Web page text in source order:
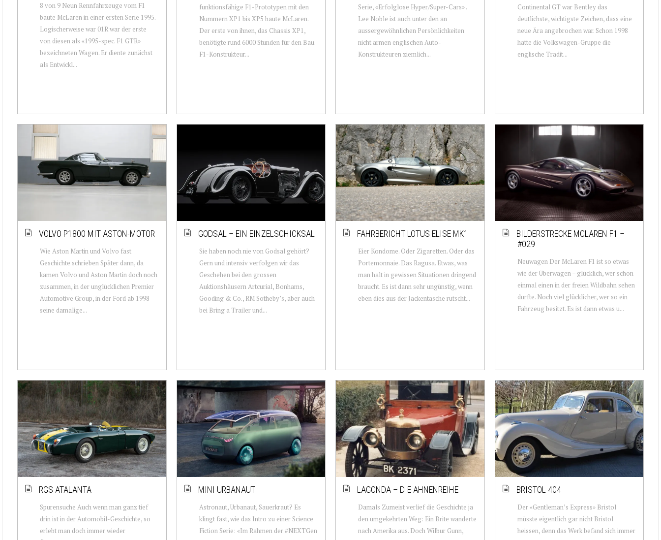
8 von 9 Neun Rennfahrzeuge vom F1
baute McLaren in einer ersten Serie 1995.
Logischerweise war 01R war der erste
von diesen als «1995-spec. F1 GTR»
bezeichneten Wagen. Er diente zunächst
als Entwickl...
funktionsfähige F1-Prototypen mit den
Nummern XP1 bis XP5 baute McLaren.
Der erste von ihnen, das Chassis XP1,
benötigte rund 6000 Stunden für den Bau.
F1-Konstrukteur...
Serie, «Erfolglose Hyper/Super-Cars» .
Lee Noble ist auch unter den an
aussergewöhnlichen Persönlichkeiten
nicht armen englischen Auto-
Konstrukteuren ziemlich...
Continental GT war Bentley das
deutlichste, wichtigste Zeichen, dass eine
neue Ära angebrochen war. Schon 1998
hatte die Volkswagen-Gruppe die
englische Tradit...
VOLVO P1800 MIT ASTON-MOTOR
Wie Aston Martin und Volvo fast
Geschichte schrieben Später dann, da
kamen Volvo und Aston Martin doch noch
zusammen, in der unglücklichen Premier
Automotive Group, in der Ford ab 1998
seine damalige...
GODSAL – EIN EINZELSCHICKSAL
Sie haben noch nie von Godsal gehört?
Gern und intensiv verfolgen wir das
Geschehen bei den gros­sen
Auktionshäusern Artcurial, Bonhams,
Gooding & Co., RM Sotheby’s, aber auch
bei Bring a Trailer und...
FAHRBERICHT LOTUS ELISE MK1
Eier Kondome. Oder Zigaretten. Oder das
Portemonnaie. Das Ragusa. Etwas, was
man halt in gewissen Situationen dringend
braucht. Es ist dann sehr ungünstig, wenn
eben dies aus der Jackentasche rutscht...
BILDERSTRECKE MCLAREN F1 –
#029
Neuwagen Der McLaren F1 ist so etwas
wie der Überwagen – glücklich, wer schon
einmal einen in der freien Wildbahn sehen
durfte. Noch viel glücklicher, wer so ein
Fahrzeug besitzt. Es ist dann etwas u...
RGS ATALANTA
Spurensuche Auch wenn man ganz tief
drin ist in der Automobil-Geschichte, so
erlebt man doch immer wieder
MINI URBANAUT
Astronaut, Urbanaut, Sauerkraut? Es
klingt fast, wie das Intro zu einer Science
Fiction Serie: «Im Rahmen der #NEXTGen
LAGONDA – DIE AHNENREIHE
Damals Zumeist verlief die Geschichte ja
den umgekehrten Weg: Ein Brite wanderte
nach Amerika aus. Doch Wilbur Gunn,
BRISTOL 404
Der «Gentleman’s Express» Bristol
müsste eigentlich gar nicht Bristol
heissen, denn das Werk befand sich immer